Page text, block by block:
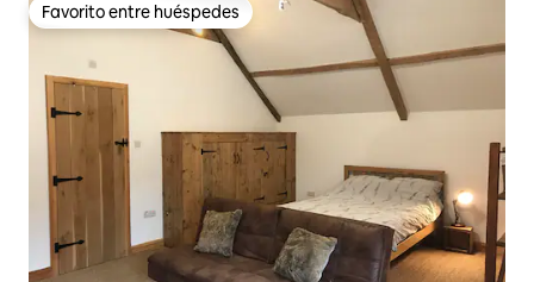
Favorito entre huéspedes
Favorito entre huéspedes